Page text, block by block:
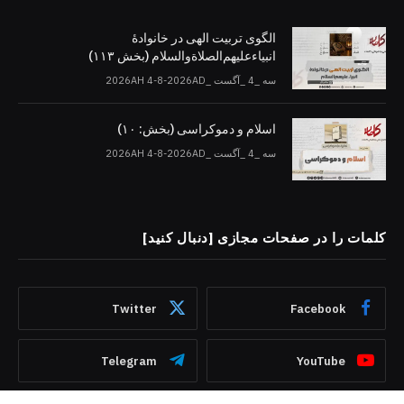
الگوی تربیت الهی در خانوادۀ
انبیاءعلیهم‌الصلاةو‌السلام (بخش ۱۱۳)
سه _4 _آگست _2026AH 4-8-2026AD
اسلام و دموکراسی (بخش: ۱۰)
سه _4 _آگست _2026AH 4-8-2026AD
کلمات را در صفحات مجازی [دنبال کنید]
Facebook
Twitter
YouTube
Telegram